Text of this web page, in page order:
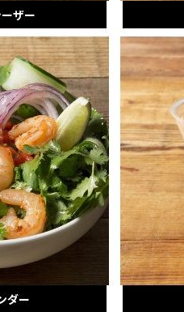
ザー
ダー